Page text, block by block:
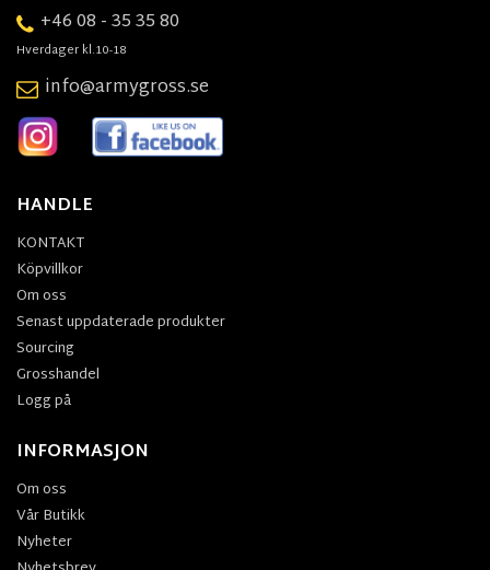
+46 08 - 35 35 80
Hverdager kl.10-18
info@armygross.se
HANDLE
KONTAKT
Köpvillkor
Om oss
Senast uppdaterade produkter
Sourcing
Grosshandel
Logg på
INFORMASJON
Om oss
Vår Butikk
Nyheter